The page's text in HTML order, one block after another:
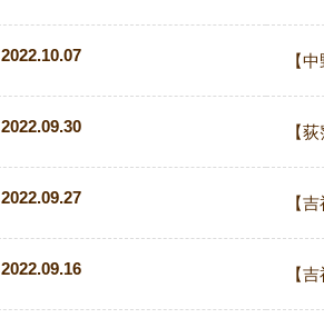
2022.10.07 【
2022.09.30 【
2022.09.27 【
2022.09.16 【